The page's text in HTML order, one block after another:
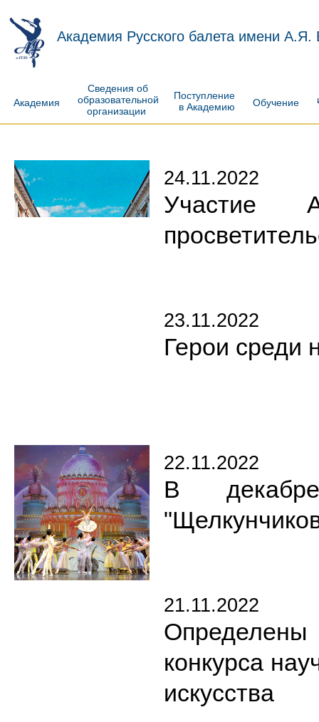
Академия Русского балета имени А.Я.
Академия
Сведения об
образовательной
организации
Поступление
в Академию
Обучение
24.11.2022
Участие
23.11.2022
Герои среди
22.11.2022
В
21.11.2022
конкурса
искусства